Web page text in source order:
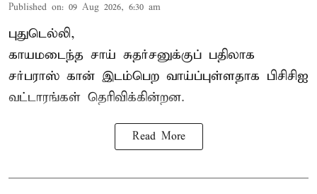
Published on: 09 Aug 2026, 6:30 am
புதுடெல்லி,
காயமடைந்த சாய் சுதர்சனுக்குப் பதிலாக
சர்பராஸ் கான் இடம்பெற வாய்ப்புள்ளதாக பிசிசிஐ
வட்டாரங்கள் தெரிவிக்கின்றன.
Read More